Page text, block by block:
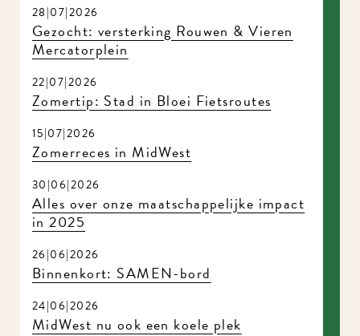
28|07|2026
Gezocht: versterking Rouwen & Vieren
Mercatorplein
22|07|2026
Zomertip: Stad in Bloei Fietsroutes
15|07|2026
Zomerreces in MidWest
30|06|2026
Alles over onze maatschappelijke impact
in 2025
26|06|2026
Binnenkort: SAMEN-bord
24|06|2026
MidWest nu ook een koele plek